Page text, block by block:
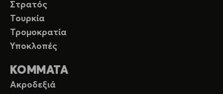
Στρατός
Τουρκία
Τρομοκρατία
Υποκλοπές
ΚΟΜΜΑΤΑ
Ακροδεξιά